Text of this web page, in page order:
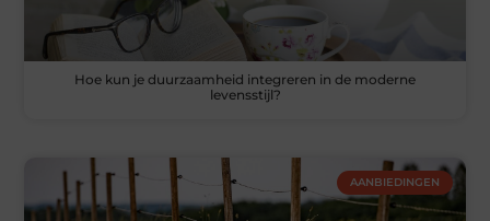
Hoe kun je duurzaamheid integreren in de moderne
levensstijl?
AANBIEDINGEN